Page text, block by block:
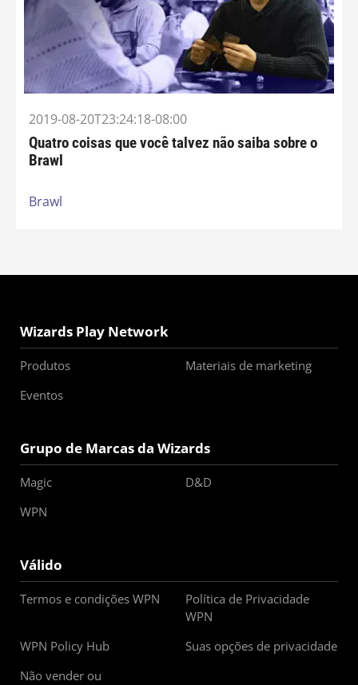
2019-08-20T23:24:18-08:00
Quatro coisas que você talvez não saiba sobre o
Brawl
Brawl
Wizards Play Network
Produtos
Materiais de marketing
Eventos
Grupo de Marcas da Wizards
Magic
D&D
WPN
Válido
Termos e condições WPN
Política de Privacidade
WPN
WPN Policy Hub
Suas opções de privacidade
Não vender ou